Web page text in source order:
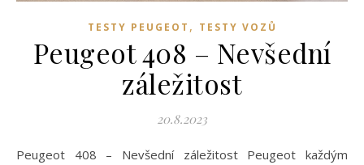
TESTY PEUGEOT , TESTY VOZŮ
Peugeot 408 – Nevšední
záležitost
20.8.2023
Peugeot 408 – Nevšední záležitost Peugeot každým